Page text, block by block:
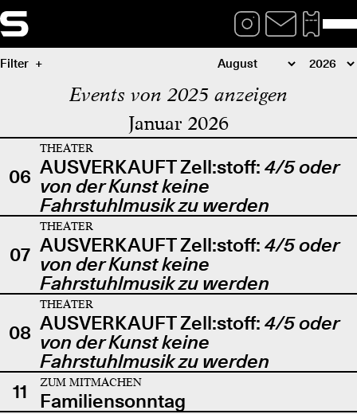
Filter
Events von 2025 anzeigen
Januar 2026
06
THEATER
AUSVERKAUFT Zell:stoff: 4/5 oder
von der Kunst keine
Fahrstuhlmusik zu werden
07
THEATER
AUSVERKAUFT Zell:stoff: 4/5 oder
von der Kunst keine
Fahrstuhlmusik zu werden
08
THEATER
AUSVERKAUFT Zell:stoff: 4/5 oder
von der Kunst keine
Fahrstuhlmusik zu werden
11
ZUM MITMACHEN
Familiensonntag